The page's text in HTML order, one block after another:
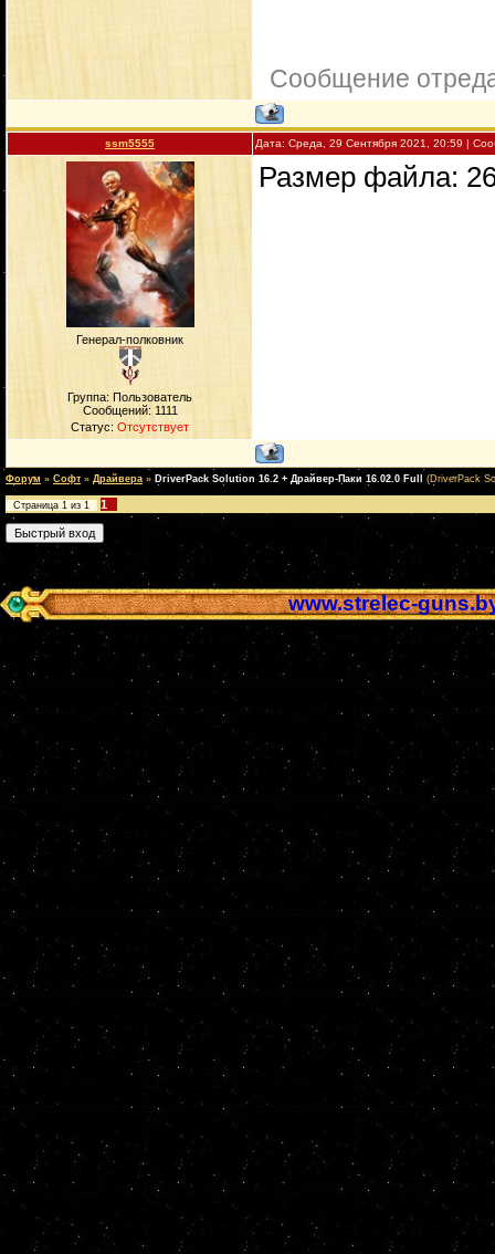
Сообщение
ssm5555 Дата: Среда, 29 Сентября 2021, 20:59 |
Генерал-полковник
Группа: Пользователь
Сообщений: 1111
Статус: Отсутствует
Размер файла:
Форум » Софт » Драйвера » DriverPack Solution 16.2 + Драйвер-Паки 16.02.0 Full (DriverPack
Страница 1 из 1 1
www.strelec-